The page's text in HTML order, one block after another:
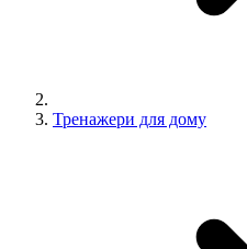
Тренажери для дому